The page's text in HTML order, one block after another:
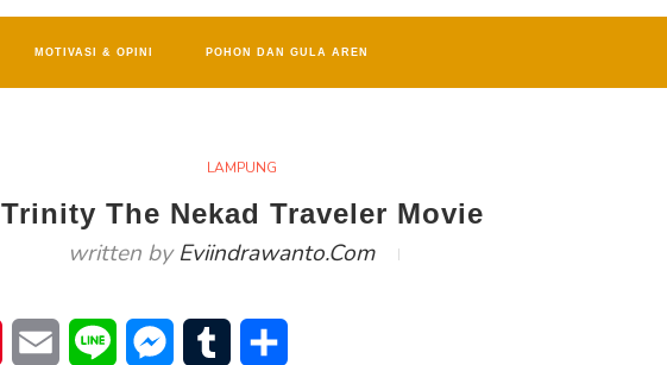
MOTIVASI & OPINI POHON DAN GULA AREN
LAMPUNG
Trinity The Nekad Traveler Movie
written byEviindrawanto.com
PinterestEmail Line Messenger
Tumblr